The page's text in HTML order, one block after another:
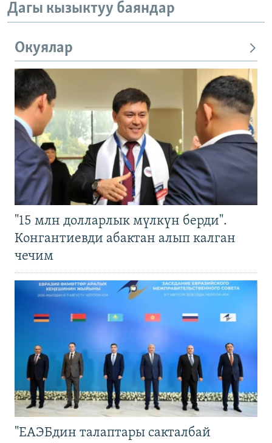
Дагы кызыктуу баяндар
Окуялар
"15 млн долларлык мүлкүн берди".
Конгантиевди абактан алып калган
чечим
"ЕАЭБдин талаптары сакталбай